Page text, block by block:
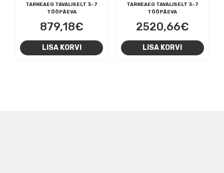
TARNEAEG TAVALISELT 3-7
TÖÖPÄEVA
879,18€
LISA KORVI
TARNEAEG TAVALISELT 3-7
TÖÖPÄEVA
2520,66€
LISA KORVI